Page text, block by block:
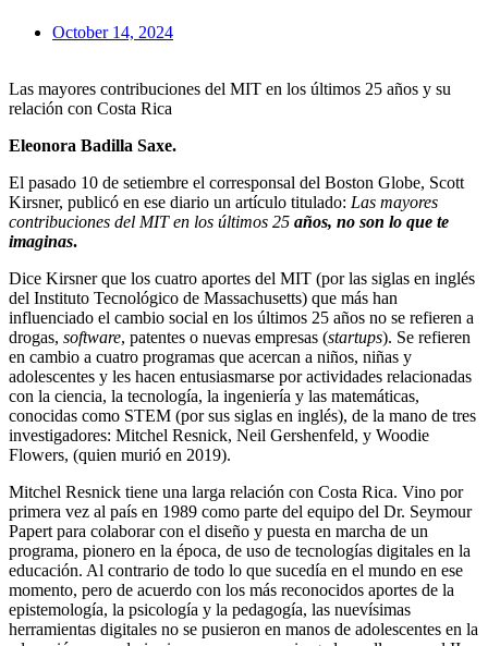
October 14, 2024
Las mayores contribuciones del MIT en los últimos 25 años y su
relación con Costa Rica
Eleonora Badilla Saxe.
El pasado 10 de setiembre el corresponsal del Boston Globe, Scott
Kirsner, publicó en ese diario un artículo titulado: Las mayores
contribuciones del MIT en los últimos 25 años, no son lo que te
imaginas.
Dice Kirsner que los cuatro aportes del MIT (por las siglas en inglés
del Instituto Tecnológico de Massachusetts) que más han
influenciado el cambio social en los últimos 25 años no se refieren a
drogas, software, patentes o nuevas empresas (startups). Se refieren
en cambio a cuatro programas que acercan a niños, niñas y
adolescentes y les hacen entusiasmarse por actividades relacionadas
con la ciencia, la tecnología, la ingeniería y las matemáticas,
conocidas como STEM (por sus siglas en inglés), de la mano de tres
investigadores: Mitchel Resnick, Neil Gershenfeld, y Woodie
Flowers, (quien murió en 2019).
Mitchel Resnick tiene una larga relación con Costa Rica. Vino por
primera vez al país en 1989 como parte del equipo del Dr. Seymour
Papert para colaborar con el diseño y puesta en marcha de un
programa, pionero en la época, de uso de tecnologías digitales en la
educación. Al contrario de todo lo que sucedía en el mundo en ese
momento, pero de acuerdo con los más reconocidos aportes de la
epistemología, la psicología y la pedagogía, las nuevísimas
herramientas digitales no se pusieron en manos de adolescentes en la